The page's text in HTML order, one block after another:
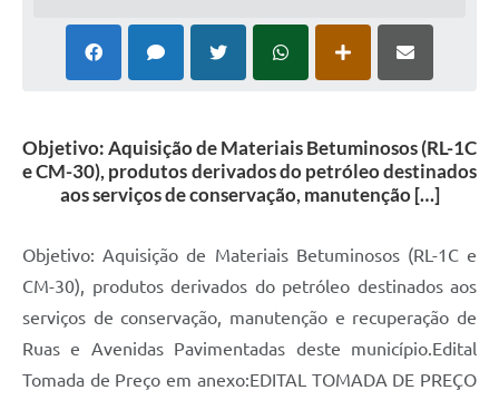
Objetivo: Aquisição de Materiais Betuminosos (RL-1C
e CM-30), produtos derivados do petróleo destinados
aos serviços de conservação, manutenção […]
Objetivo: Aquisição de Materiais Betuminosos (RL-1C e
CM-30), produtos derivados do petróleo destinados aos
serviços de conservação, manutenção e recuperação de
Ruas e Avenidas Pavimentadas deste município.Edital
Tomada de Preço em anexo:EDITAL TOMADA DE PREÇO